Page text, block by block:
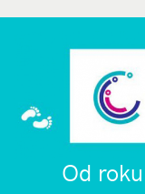
Od